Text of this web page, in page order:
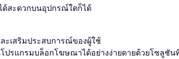
ด้สะดวกบนอุปกรณ์ใดก็ได้
เสริมประสบการณ์ของผู้ใช้
ปรแกรมบล็อกโฆษณาได้อย่างง่ายดายด้วยโซลูชัน